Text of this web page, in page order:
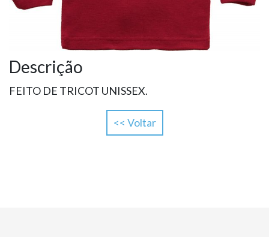
Descrição
FEITO DE TRICOT UNISSEX.
<< Voltar